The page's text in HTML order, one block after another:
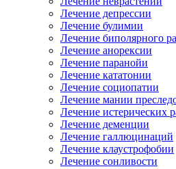
Лечение депрессии
Лечение булимии
Лечение биполярного
Лечение анорексии
Лечение паранойи
Лечение кататонии
Лечение социопатии
Лечение мании
Лечение истерических
Лечение деменции
Лечение галлюцинаций
Лечение клаустрофобии
Лечение сонливости